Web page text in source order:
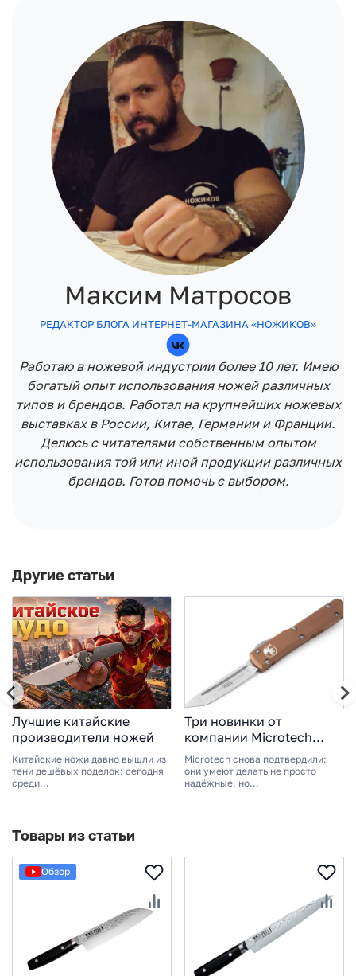
Максим Матросов
РЕДАКТОР БЛОГА ИНТЕРНЕТ-МАГАЗИНА «НОЖИКОВ»
Работаю в ножевой индустрии более 10 лет. Имею
богатый опыт использования ножей различных
типов и брендов. Работал на крупнейших ножевых
выставках в России, Китае, Германии и Франции.
Делюсь с читателями собственным опытом
использования той или иной продукции различных
брендов. Готов помочь с выбором.
Другие статьи
Лучшие китайские
производители ножей
Китайские ножи давно вышли из
тени дешёвых поделок: сегодня
среди...
Три новинки от
компании Microtech
2024
Microtech снова подтвердили:
они умеют делать не просто
надёжные, но...
Товары из статьи
Обзор